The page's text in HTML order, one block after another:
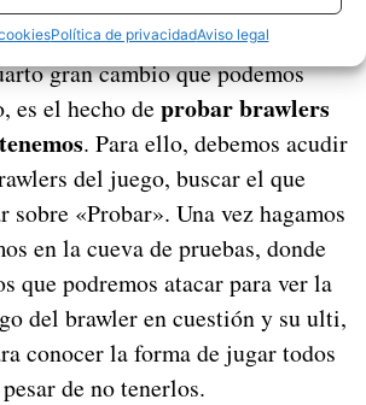
Política de privacidadAviso legal
gran cambio que podemos
es el hecho de probar brawlers
. Para ello, debemos acudir
del juego, buscar el que
sobre «Probar». Una vez hagamos
en la cueva de pruebas, donde
que podremos atacar para ver la
del brawler en cuestión y su ulti,
conocer la forma de jugar todos
de no tenerlos.